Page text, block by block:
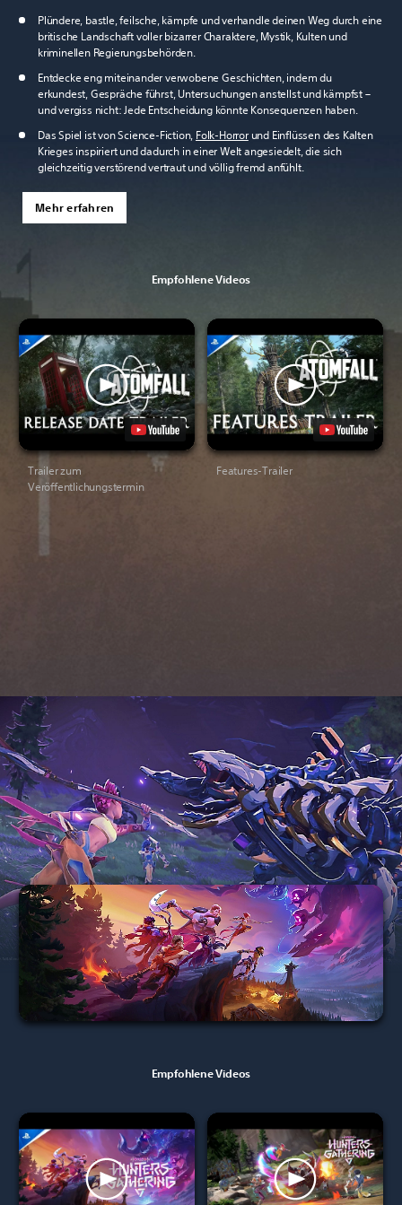
Plündere, bastle, feilsche, kämpfe und verhandle deinen Weg durch eine
britische Landschaft voller bizarrer Charaktere, Mystik, Kulten und
kriminellen Regierungsbehörden.
Entdecke eng miteinander verwobene Geschichten, indem du
erkundest, Gespräche führst, Untersuchungen anstellst und kämpfst –
und vergiss nicht: Jede Entscheidung könnte Konsequenzen haben.
Das Spiel ist von Science-Fiction, Folk-Horrorund Einflüssen des Kalten
Krieges inspiriert und dadurch in einer Welt angesiedelt, die sich
gleichzeitig verstörend vertraut und völlig fremd anfühlt.
Mehr erfahren
Empfohlene Videos
Trailer zum
Veröffentlichungstermin
Features-Trailer
Empfohlene Videos